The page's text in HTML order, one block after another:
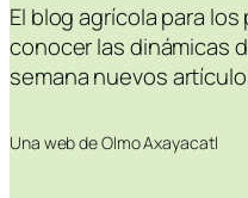
El blog agrícola para
conocer las dinámicas
semana nuevos
Una web de Olmo Axayacatl